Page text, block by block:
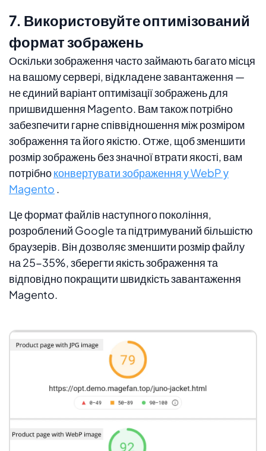
7. Використовуйте оптимізований
формат зображень
Оскільки зображення часто займають багато місця
на вашому сервері, відкладене завантаження —
не єдиний варіант оптимізації зображень для
пришвидшення Magento. Вам також потрібно
забезпечити гарне співвідношення між розміром
зображення та його якістю. Отже, щоб зменшити
розмір зображень без значної втрати якості, вам
потрібноконвертувати зображення у WebP у
Magento .
Це формат файлів наступного покоління,
розроблений Google та підтримуваний більшістю
браузерів. Він дозволяє зменшити розмір файлу
на 25-35%, зберегти якість зображення та
відповідно покращити швидкість завантаження
Magento.